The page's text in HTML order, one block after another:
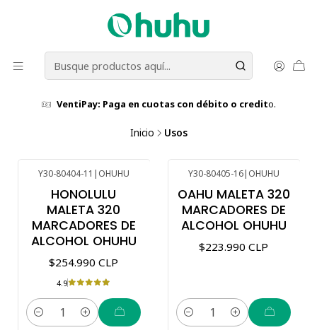
VentiPay: Paga en cuotas con débito o credito.
Inicio Usos
Y30-80404-11 | OHUHU
HONOLULU
MALETA 320
MARCADORES DE
ALCOHOL OHUHU
$254.990 CLP
4.9
Cantidad
Y30-80405-16| OHUHU
OAHU MALETA 320
MARCADORES DE
ALCOHOL OHUHU
$223.990 CLP
Cantidad